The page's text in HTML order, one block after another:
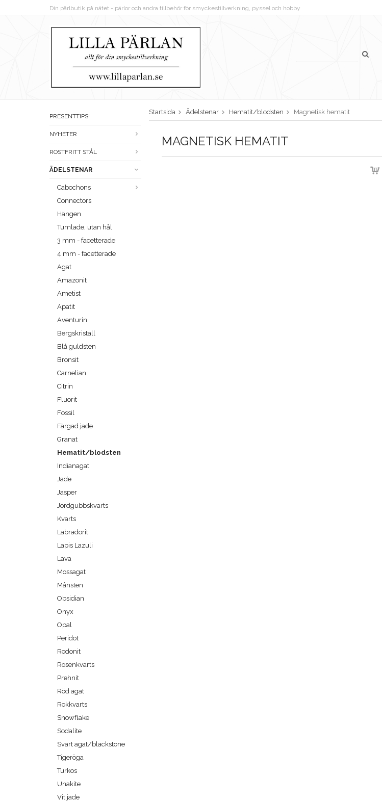
Din pärlbutik på nätet - pärlor och andra tillbehör för smyckestillverkning, pyssel och hobby
PRESENTTIPS!
NYHETER
ROSTFRITT STÅL
ÄDELSTENAR
Cabochons
Connectors
Hängen
Tumlade, utan hål
3 mm - facetterade
4 mm - facetterade
Agat
Amazonit
Ametist
Apatit
Aventurin
Bergskristall
Blå guldsten
Bronsit
Carnelian
Citrin
Fluorit
Fossil
Färgad jade
Granat
Hematit/blodsten
Indianagat
Jade
Jasper
Jordgubbskvarts
Kvarts
Labradorit
Lapis Lazuli
Lava
Mossagat
Månsten
Obsidian
Onyx
Opal
Peridot
Rodonit
Rosenkvarts
Prehnit
Röd agat
Rökkvarts
Snowflake
Sodalite
Svart agat/blackstone
Tigeröga
Turkos
Unakite
Vit jade
Startsida Ädelstenar Hematit/blodsten Magnetisk hematit
MAGNETISK HEMATIT